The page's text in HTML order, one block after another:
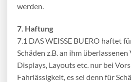
werden.
7. Haftung
7.1 DAS WEISSE BUERO haftet
Schäden z.B. an ihm
Displays, Layouts etc. nur bei
Fahrlässigkeit, es sei denn für